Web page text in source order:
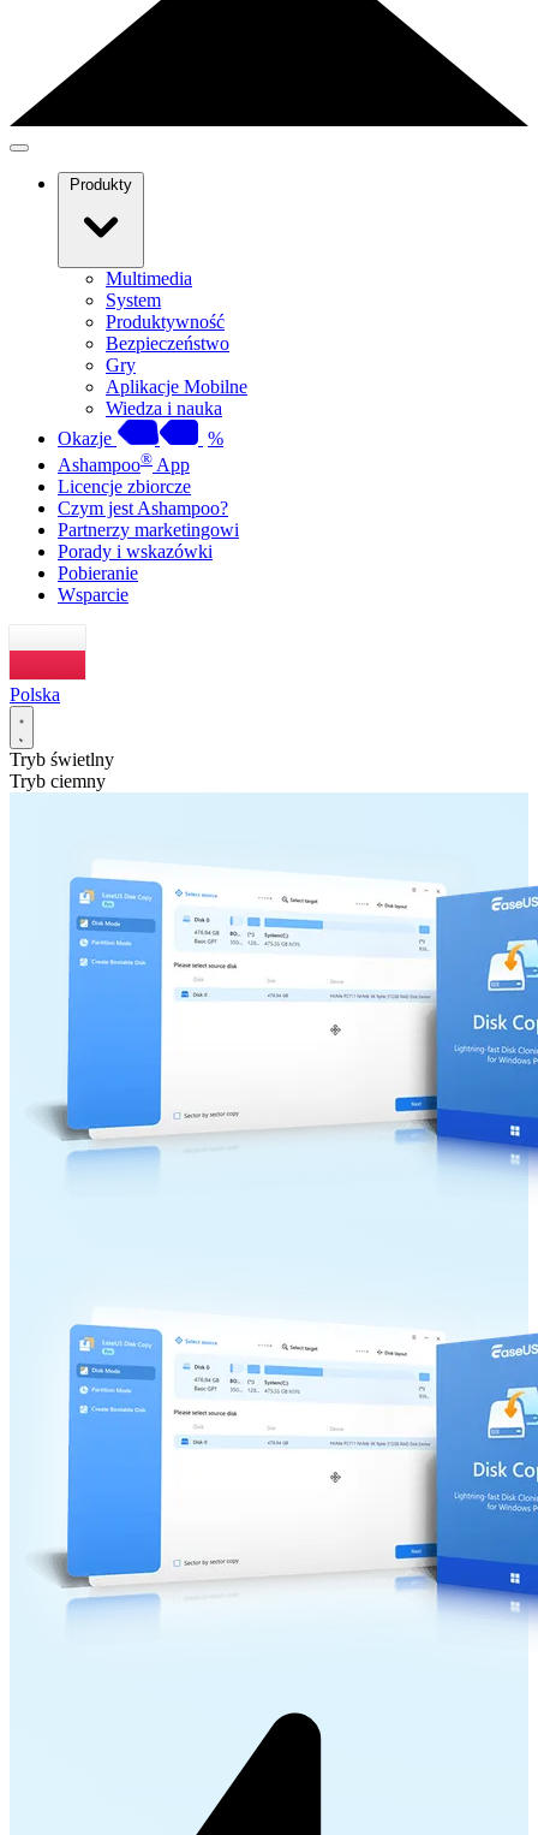
Produkty
Multimedia
System
Produktywność
Bezpieczeństwo
Gry
Aplikacje Mobilne
Wiedza i nauka
Okazje
%
Ashampoo® App
Licencje zbiorcze
Czym jest Ashampoo?
Partnerzy marketingowi
Porady i wskazówki
Pobieranie
Wsparcie
Polska
Tryb świetlny
Tryb ciemny